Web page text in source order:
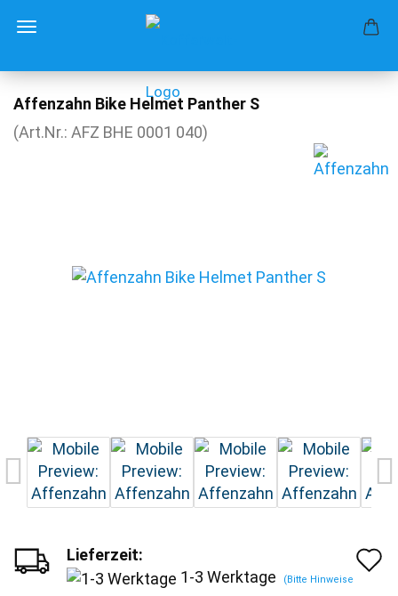
Affenzahn Bike Helmet Panther S
(Art.Nr.: AFZ BHE 0001 040)
Lieferzeit:
1-3 Werktage
(Bitte Hinweise